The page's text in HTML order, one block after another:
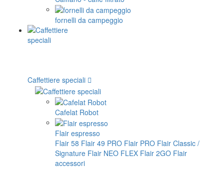
fornelli da campeggio
Caffettiere speciali
Cafelat Robot
Flair espresso
Flair 58 Flair 49 PRO Flair PRO Flair Classic /
Signature Flair NEO FLEX Flair 2GO Flair
accessori